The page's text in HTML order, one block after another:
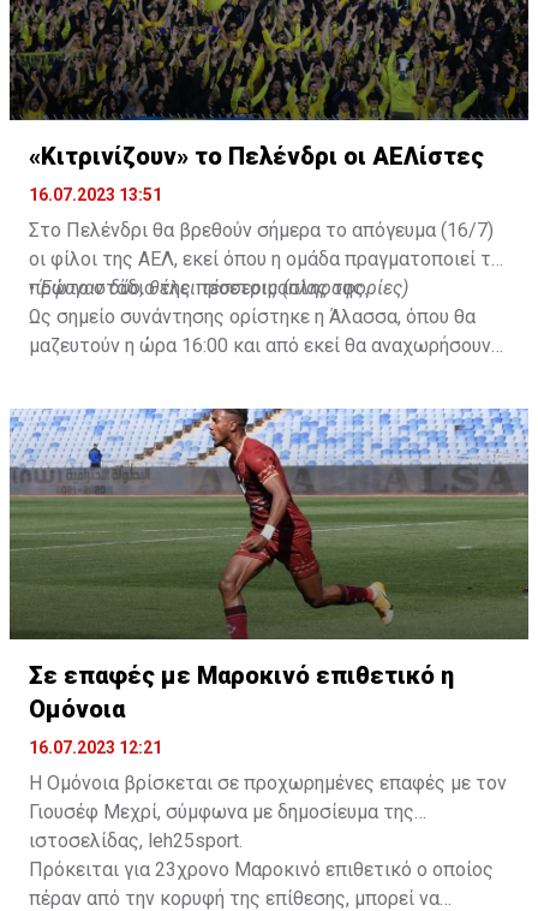
«Κιτρινίζουν» το Πελένδρι οι ΑΕΛίστες
16.07.2023 13:51
Στο Πελένδρι θα βρεθούν σήμερα το απόγευμα (16/7)
οι φίλοι της ΑΕΛ, εκεί όπου η ομάδα πραγματοποιεί το
πρώτο στάδιο της προετοιμασίας της.
•Έφυγαν δύο, θέλει τέσσερις (πληροφορίες)
Ως σημείο συνάντησης ορίστηκε η Άλασσα, όπου θα
μαζευτούν η ώρα 16:00 και από εκεί θα αναχωρήσουν
της ομάδας.
Σε επαφές με Μαροκινό επιθετικό η
Ομόνοια
16.07.2023 12:21
Η Ομόνοια βρίσκεται σε προχωρημένες επαφές με τον
Γιουσέφ Μεχρί, σύμφωνα με δημοσίευμα της
ιστοσελίδας, leh25sport.
Πρόκειται για 23χρονο Μαροκινό επιθετικό ο οποίος
πέραν από την κορυφή της επίθεσης, μπορεί να